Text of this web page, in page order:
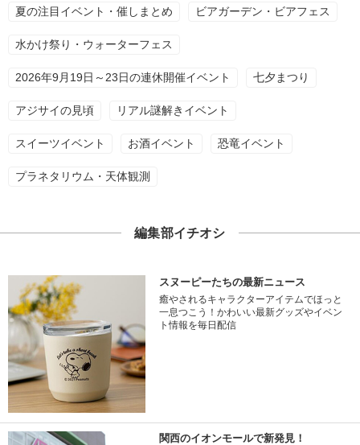
夏の注目イベント・催しまとめ ビアガーデン・ビアフェス
水かけ祭り・ウォーターフェス
2026年9月19日～23日の連休開催イベント 七夕まつり
アジサイの見頃 リアル謎解きイベント
スイーツイベント お酒イベント 恐竜イベント
プラネタリウム・天体観測
編集部イチオシ
スヌーピーたちの最新ニュース
癒やされるキャラクターアイテムでほっと
一息つこう！かわいい最新グッズやイベン
ト情報を毎日配信
関西のイオンモールで新発見！